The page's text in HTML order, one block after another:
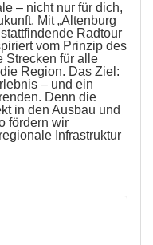
– nicht nur für dich,
Mit „Altenburg
Radtour
vom Prinzip des
Strecken für alle
Region. Das Ziel:
– und ein
Denn die
in den Ausbau und
fördern wir
Infrastruktur